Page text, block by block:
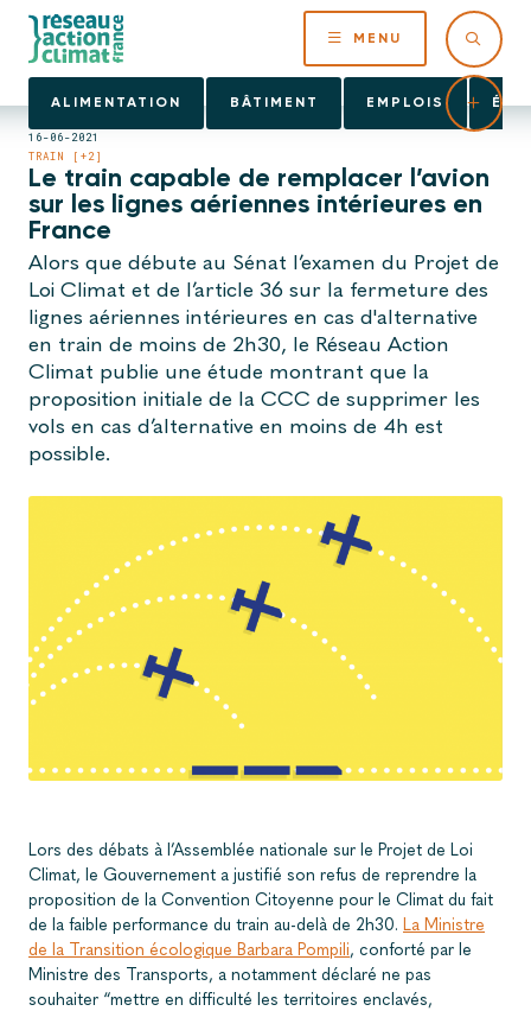
MENU
ALIMENTATION BÂTIMENT EMPLOIS
16-06-2021
TRAIN [+2]
Le train capable de remplacer l’avion
sur les lignes aériennes intérieures en
France
Alors que débute au Sénat l’examen du Projet de
Loi Climat et de l’article 36 sur la fermeture des
lignes aériennes intérieures en cas d'alternative
en train de moins de 2h30, le Réseau Action
Climat publie une étude montrant que la
proposition initiale de la CCC de supprimer les
vols en cas d’alternative en moins de 4h est
possible.
Lors des débats à l’Assemblée nationale sur le Projet de Loi
Climat, le Gouvernement a justifié son refus de reprendre la
proposition de la Convention Citoyenne pour le Climat du fait
de la faible performance du train au-delà de 2h30. La Ministre
de la Transition écologique Barbara Pompili, conforté par le
Ministre des Transports, a notamment déclaré ne pas
souhaiter “mettre en difficulté les territoires enclavés,